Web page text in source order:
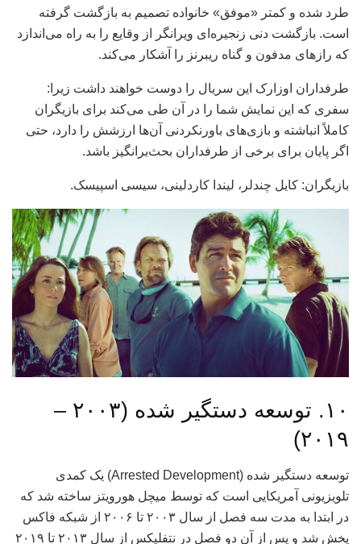
طرد شده و کمتر «موفق» خانواده تصمیم به بازگشت گرفته
است. بازگشت دنی زنجیره‌ای ویرانگر از وقایع را به راه می‌اندازد
که رازهای مدفون و گناه ریبرنز را آشکار می‌کند.
طرفداران اوزارک این سریال را دوست خواهند داشت زیرا:
سفری که این نمایش شما را در آن طی می‌کند برای بازیگران
کاملاً انباشته و بازی‌های باورنکردنی آن‌ها ارزشش را دارد، حتی
اگر پایان برای برخی از طرفداران بحث‌برانگیز باشد.
بازیگران: کایل چندلر، لیندا کاردلینی، سیسی اسپیسک.
۱۰. توسعه دستگیر شده (۲۰۰۳ –
۲۰۱۹)
توسعه دستگیر شده (Arrested Development) یک کمدی
تلویزیونی آمریکایی است که توسط میچل هورویتز ساخته شد که
در ابتدا به مدت سه فصل از سال ۲۰۰۳ تا ۲۰۰۶ از شبکه فاکس
پخش شد و پس از آن دو فصل در نتفلیکس از سال ۲۰۱۳ تا ۲۰۱۹